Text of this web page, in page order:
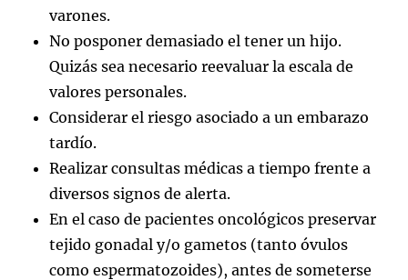
varones.
No posponer demasiado el tener un hijo.
Quizás sea necesario reevaluar la escala de
valores personales.
Considerar el riesgo asociado a un embarazo
tardío.
Realizar consultas médicas a tiempo frente a
diversos signos de alerta.
En el caso de pacientes oncológicos preservar
tejido gonadal y/o gametos (tanto óvulos
como espermatozoides), antes de someterse